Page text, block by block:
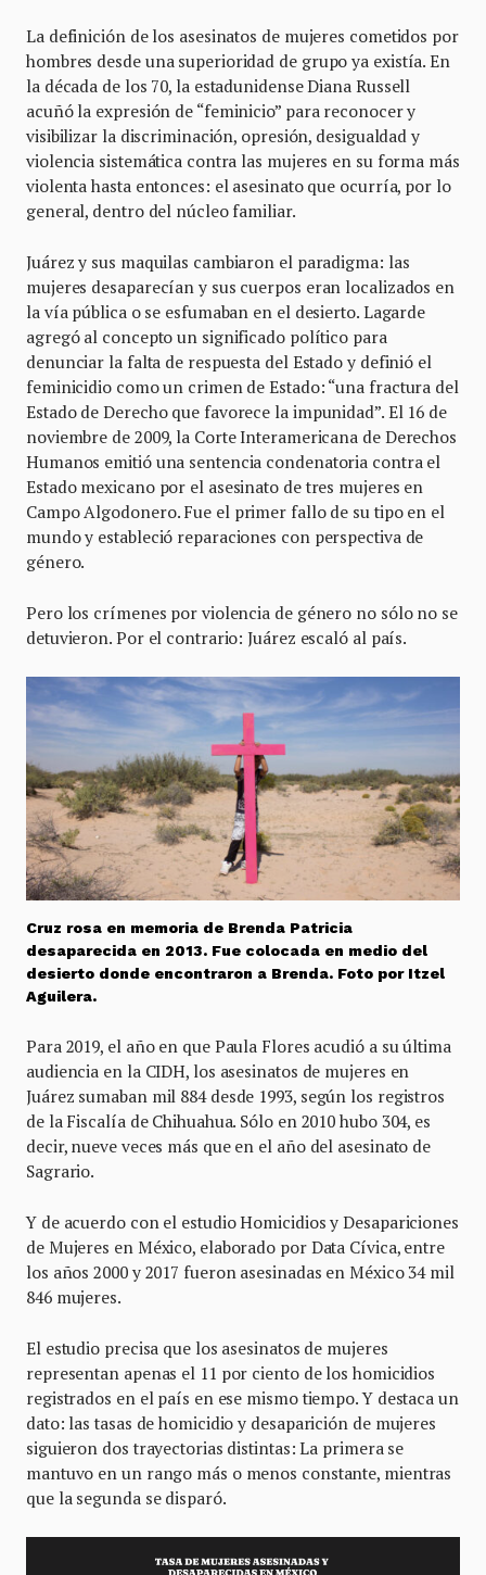
La definición de los asesinatos de mujeres cometidos por
hombres desde una superioridad de grupo ya existía. En
la década de los 70, la estadunidense Diana Russell
acuñó la expresión de “feminicio” para reconocer y
visibilizar la discriminación, opresión, desigualdad y
violencia sistemática contra las mujeres en su forma más
violenta hasta entonces: el asesinato que ocurría, por lo
general, dentro del núcleo familiar.
Juárez y sus maquilas cambiaron el paradigma: las
mujeres desaparecían y sus cuerpos eran localizados en
la vía pública o se esfumaban en el desierto. Lagarde
agregó al concepto un significado político para
denunciar la falta de respuesta del Estado y definió el
feminicidio como un crimen de Estado: “una fractura del
Estado de Derecho que favorece la impunidad”. El 16 de
noviembre de 2009, la Corte Interamericana de Derechos
Humanos emitió una sentencia condenatoria contra el
Estado mexicano por el asesinato de tres mujeres en
Campo Algodonero. Fue el primer fallo de su tipo en el
mundo y estableció reparaciones con perspectiva de
género.
Pero los crímenes por violencia de género no sólo no se
detuvieron. Por el contrario: Juárez escaló al país.
Cruz rosa en memoria de Brenda Patricia
desaparecida en 2013. Fue colocada en medio del
desierto donde encontraron a Brenda. Foto por Itzel
Aguilera.
Para 2019, el año en que Paula Flores acudió a su última
audiencia en la CIDH, los asesinatos de mujeres en
Juárez sumaban mil 884 desde 1993, según los registros
de la Fiscalía de Chihuahua. Sólo en 2010 hubo 304, es
decir, nueve veces más que en el año del asesinato de
Sagrario.
Y de acuerdo con el estudio Homicidios y Desapariciones
de Mujeres en México, elaborado por Data Cívica, entre
los años 2000 y 2017 fueron asesinadas en México 34 mil
846 mujeres.
El estudio precisa que los asesinatos de mujeres
representan apenas el 11 por ciento de los homicidios
registrados en el país en ese mismo tiempo. Y destaca un
dato: las tasas de homicidio y desaparición de mujeres
siguieron dos trayectorias distintas: La primera se
mantuvo en un rango más o menos constante, mientras
que la segunda se disparó.